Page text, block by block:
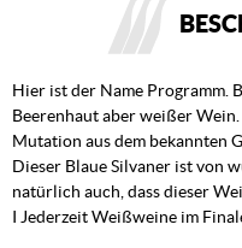
Hier ist der Name Programm.
Beerenhaut aber weißer
Mutation aus dem bekannten
Dieser Blaue Silvaner ist von
natürlich auch, dass dieser
I Jederzeit Weißweine im